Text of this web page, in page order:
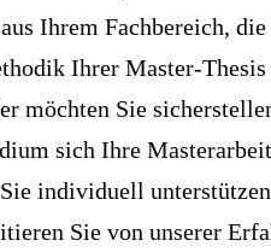
Ihrem Fachbereich,
Ihrer Master-Thesis
möchten Sie
sich Ihre
individuell
Sie von unserer